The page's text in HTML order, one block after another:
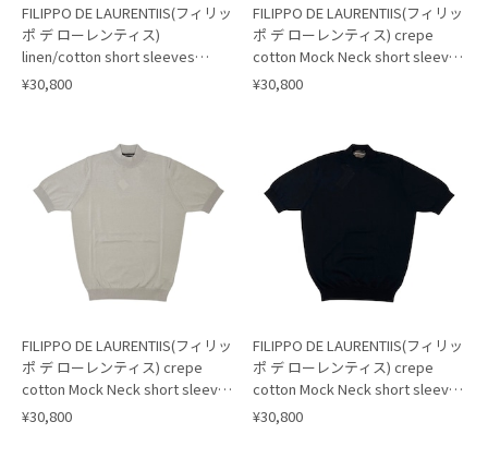
FILIPPO DE LAURENTIIS(フィリッ
ポ デ ローレンティス)
linen/cotton short sleeves
knit/GRAY MIX(903)
¥30,800
FILIPPO DE LAURENTIIS(フィリッ
ポ デ ローレンティス) crepe
cotton Mock Neck short sleeves
knit/WHITE(001)
¥30,800
FILIPPO DE LAURENTIIS(フィリッ
ポ デ ローレンティス) crepe
cotton Mock Neck short sleeves
knit/GREIGE(902)
¥30,800
FILIPPO DE LAURENTIIS(フィリッ
ポ デ ローレンティス) crepe
cotton Mock Neck short sleeves
knit/BLACK(990)
¥30,800